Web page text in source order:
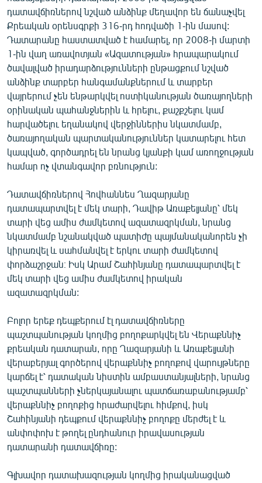
English
Русский
ՀԵՏԵՎԵՔ ՄԵԶ
«Ազատության» բոլոր կայքերը
դատավճիռներով նշված անձինք մեղավոր են ճանաչվել
Քրեական օրենսգրքի 316-րդ հոդվածի 1-ին մասով:
Դատարանը հաստատված է համարել, որ 2008-ի մարտի
1-ին վաղ առավոտյան «Ազատության» հրապարակում
ծավալված իրադարձությունների ընթացքում նշված
անձինք տարբեր հանգամանքներում և տարբեր
վայրերում չեն ենթարկվել ոստիկանության ծառայողների
օրինական պահանջներին և հրելու, քաշքշելու կամ
հարվածելու եղանակով վերջիններիս նկատմամբ,
ծառայողական պարտականություններ կատարելու հետ
կապված, գործադրել են նրանց կյանքի կամ առողջության
համար ոչ վտանգավոր բռնություն:
Դատավճիռներով Հովհաննես Ղազարյանը
դատապարտվել է մեկ տարի, Դավիթ Առաքելյանը՝ մեկ
տարի վեց ամիս ժամկետով ազատազրկման, նրանց
նկատմամբ նշանակված պատիժը պայմանականորեն չի
կիրառվել և սահմանվել է երկու տարի ժամկետով
փորձաշրջան։ Իսկ Արամ Շահինյանը դատապարտվել է
մեկ տարի վեց ամիս ժամկետով իրական
ազատազրկման:
Բոլոր երեք դեպքերում էլ դատավճիռները
պաշտպանության կողմից բողոքարկվել են Վերաքննիչ
քրեական դատարան, որը Ղազարյանի և Առաքելյանի
վերաբերյալ գործերով վերաքննիչ բողոքով վարույթները
կարճել է՝ դատական նիստին ամբաստանյալների, նրանց
պաշտպանների չներկայանալու պատճառաբանությամբ՝
վերաքննիչ բողոքից հրաժարվելու հիմքով, իսկ
Շահինյանի դեպքում վերաքննիչ բողոքը մերժել է և
անփոփոխ է թողել ընդհանուր իրավասության
դատարանի դատավճիռը:
Գլխավոր դատախազության կողմից իրականացված